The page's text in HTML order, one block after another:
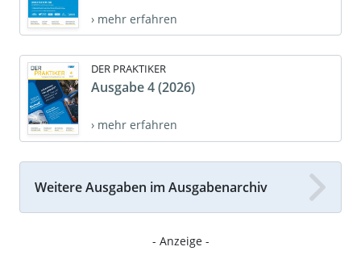
› mehr erfahren
DER PRAKTIKER
Ausgabe 4 (2026)
› mehr erfahren
Weitere Ausgaben im Ausgabenarchiv
- Anzeige -